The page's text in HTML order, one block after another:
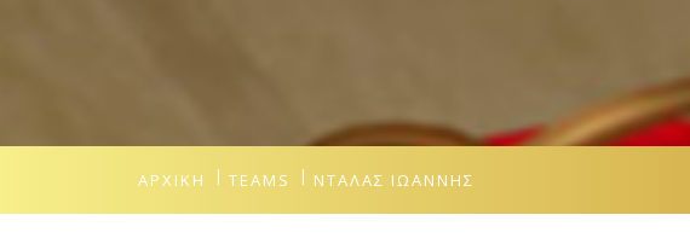
ΑΡΧΙΚΉ TEAMS ΝΤΆΛΑΣ ΙΩΆΝΝΗΣ